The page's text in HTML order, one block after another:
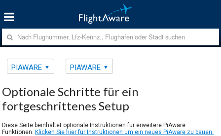
PIAWARE PIAWARE
Optionale Schritte für ein
fortgeschrittenes Setup
Diese Seite beinhaltet optionale Instruktionen für erweitere PiAware
Funktionen.Klicken Sie hier für Instruktionen um ein neues PiAware zu bauen.